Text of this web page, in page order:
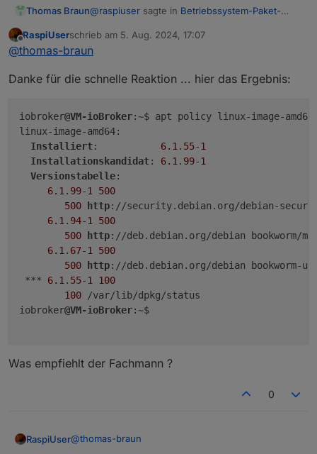
iobroker@VM-ioBroker:~$
Thomas Braun@raspiuser sagte in Betriebssystem-Paket-
Das ist keine Fehlermeldung. Das ist eine
Meldung, das da ein Update ausstehend ist.
sagt? Möglich, das dieses Paket ein 'phased
Spezialitäten.
Edit: Ist ja gar kein Schnubbibuntu... :-D
Offline
RaspiUserschrieb am 5. Aug. 2024, 17:07
zuletzt editiert von
@thomas-braun
Danke für die schnelle Reaktion ... hier das Ergebnis:
iobroker@VM-ioBroker:~$ apt policy linux-image-amd64
linux-image-amd64:
Installiert: 6.1. 55-1
Installationskandidat: 6.1. 99-1
Versionstabelle:
6.1. 99-1 500
500
http://security.debian.org/debian-
6.1. 94-1 500
500
http://deb.debian.org/debian bookworm/
6.1. 67-1 500
500
http://deb.debian.org/debian bookworm-
*** 6.1. 55-1 100
100 /var/lib/dpkg/status
iobroker@VM-ioBroker:~$
Was empfiehlt der Fachmann ?
0
RaspiUser@thomas-braun